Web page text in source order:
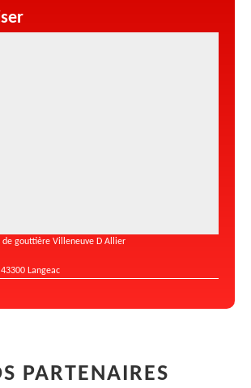
de gouttière Villeneuve D Allier
Langeac
PARTENAIRES